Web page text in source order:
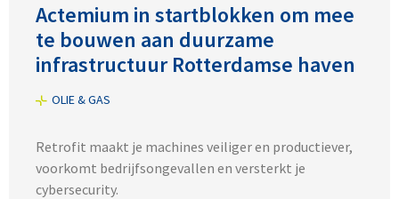
Actemium in startblokken om mee
te bouwen aan duurzame
infrastructuur Rotterdamse haven
OLIE & GAS
Retrofit maakt je machines veiliger en productiever,
voorkomt bedrijfsongevallen en versterkt je
cybersecurity.